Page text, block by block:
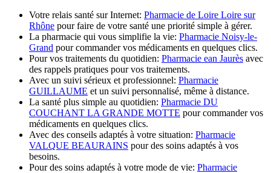
Votre relais santé sur Internet: Pharmacie de Loire Loire sur
Rhône pour faire de votre santé une priorité simple à gérer.
La pharmacie qui vous simplifie la vie: Pharmacie Noisy-le-
Grand pour commander vos médicaments en quelques clics.
Pour vos traitements du quotidien: Pharmacie ean Jaurès avec
des rappels pratiques pour vos traitements.
Avec un suivi sérieux et professionnel: Pharmacie
GUILLAUME et un suivi personnalisé, même à distance.
La santé plus simple au quotidien: Pharmacie DU
COUCHANT LA GRANDE MOTTE pour commander vos
médicaments en quelques clics.
Avec des conseils adaptés à votre situation: Pharmacie
VALQUE BEAURAINS pour des soins adaptés à vos
besoins.
Pour des soins adaptés à votre mode de vie: Pharmacie